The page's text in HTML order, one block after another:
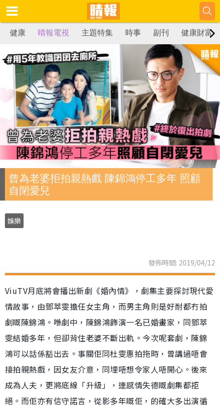
健康 晴報電視 主題特集 時事 副刊 健康財富
曾為老婆拒拍親熱戲 陳錦鴻停工多年 照顧
自閉愛兒
娛樂
發佈時間: 2019/04/12
ViuTV月底將會播出新劇《婚內情》，劇集主要探討現代愛
情故事，由鄧萃雯擔任女主角，而男主角則是好耐都冇拍
劇嘅陳錦鴻。喺劇中，陳錦鴻飾演一名已婚畫家，同鄧萃
雯結婚多年，但卻背住老婆不斷出軌。今次呢套劇，陳錦
鴻可以話係豁出去。事關佢同杜雯惠拍拖時，曾講過唔會
接拍親熱戲，因女友介意，同埋唔想令家人唔開心。後來
成為人夫，更將底線「升級」，連感情失德嘅劇集都拒
絕。而佢亦有信守諾言，從影多年嘅佢，的確大多出演循